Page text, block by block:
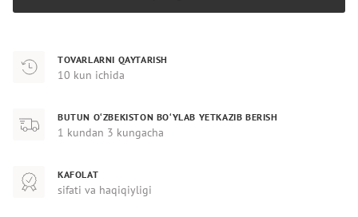
TOVARLARNI QAYTARISH
10 kun ichida
BUTUN O‘ZBEKISTON BO‘YLAB YETKAZIB BERISH
1 kundan 3 kungacha
KAFOLAT
sifati va haqiqiyligi